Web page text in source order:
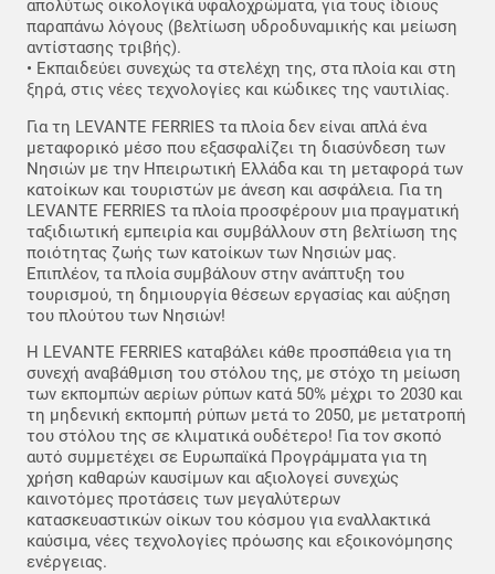
απολύτως οικολογικά υφαλοχρώματα, για τους ίδιους
παραπάνω λόγους (βελτίωση υδροδυναμικής και μείωση
αντίστασης τριβής).
• Εκπαιδεύει συνεχώς τα στελέχη της, στα πλοία και στη
ξηρά, στις νέες τεχνολογίες και κώδικες της ναυτιλίας.
Για τη LEVANTE FERRIES τα πλοία δεν είναι απλά ένα
μεταφορικό μέσο που εξασφαλίζει τη διασύνδεση των
Νησιών με την Ηπειρωτική Ελλάδα και τη μεταφορά των
κατοίκων και τουριστών με άνεση και ασφάλεια. Για τη
LEVANTE FERRIES τα πλοία προσφέρουν μια πραγματική
ταξιδιωτική εμπειρία και συμβάλλουν στη βελτίωση της
ποιότητας ζωής των κατοίκων των Νησιών μας.
Επιπλέον, τα πλοία συμβάλουν στην ανάπτυξη του
τουρισμού, τη δημιουργία θέσεων εργασίας και αύξηση
του πλούτου των Νησιών!
Η LEVANTE FERRIES καταβάλει κάθε προσπάθεια για τη
συνεχή αναβάθμιση του στόλου της, με στόχο τη μείωση
των εκπομπών αερίων ρύπων κατά 50% μέχρι το 2030 και
τη μηδενική εκπομπή ρύπων μετά το 2050, με μετατροπή
του στόλου της σε κλιματικά ουδέτερο! Για τον σκοπό
αυτό συμμετέχει σε Ευρωπαϊκά Προγράμματα για τη
χρήση καθαρών καυσίμων και αξιολογεί συνεχώς
καινοτόμες προτάσεις των μεγαλύτερων
κατασκευαστικών οίκων του κόσμου για εναλλακτικά
καύσιμα, νέες τεχνολογίες πρόωσης και εξοικονόμησης
ενέργειας.